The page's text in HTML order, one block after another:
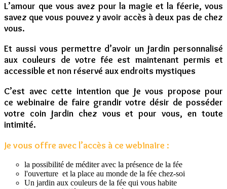
L’amour que vous avez pour la magie et la féerie, vous
savez que vous pouvez y avoir accès à deux pas de chez
vous.
Et aussi vous permettre d’avoir un jardin personnalisé
aux couleurs de votre fée est maintenant permis et
accessible et non réservé aux endroits mystiques
C’est avec cette intention que je vous propose pour
ce webinaire de faire grandir votre désir de posséder
votre coin jardin chez vous et pour vous, en toute
intimité.
Je vous offre avec l’accès à ce webinaire :
la possibilité de méditer avec la présence de la fée
l'ouverture et la place au monde de la fée chez-soi
Un jardin aux couleurs de la fée qui vous habite